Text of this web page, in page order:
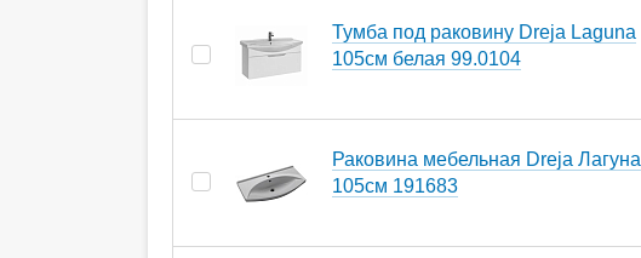
Тумба под раковину Dreja Laguna
105см белая 99.0104
Раковина мебельная Dreja Лагуна
105см 191683